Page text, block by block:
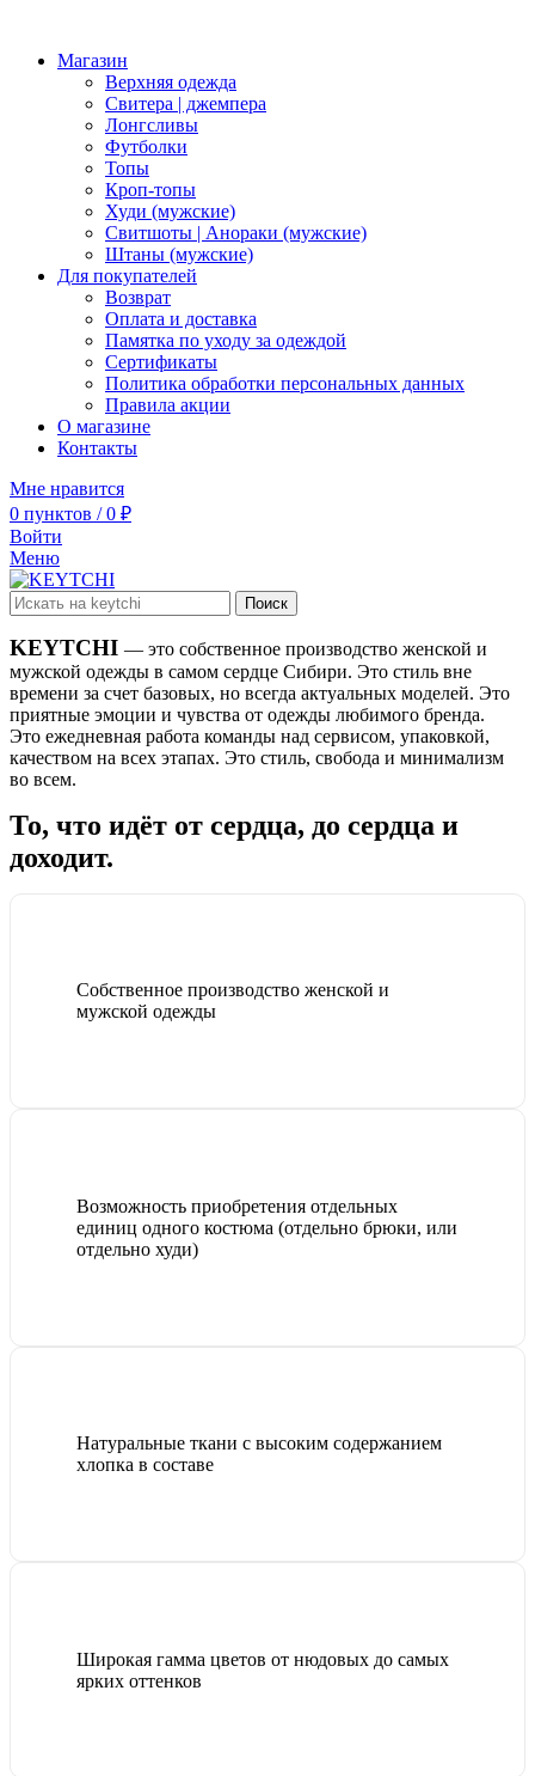
Магазин
Верхняя одежда
Свитера | джемпера
Лонгсливы
Футболки
Топы
Кроп-топы
Худи (мужские)
Свитшоты | Анораки (мужские)
Штаны (мужские)
Для покупателей
Возврат
Оплата и доставка
Памятка по уходу за одеждой
Сертификаты
Политика обработки персональных данных
Правила акции
О магазине
Контакты
Мне нравится
0 пунктов / 0 ₽
Войти
Меню
Поиск
KEYTCHI — это собственное производство женской и
мужской одежды в самом сердце Сибири. Это стиль вне
времени за счет базовых, но всегда актуальных моделей. Это
приятные эмоции и чувства от одежды любимого бренда.
Это ежедневная работа команды над сервисом, упаковкой,
качеством на всех этапах. Это стиль, свобода и минимализм
во всем.
То, что идёт от сердца, до сердца и
доходит.
Собственное производство женской и
мужской одежды
Возможность приобретения отдельных
единиц одного костюма (отдельно брюки, или
отдельно худи)
Натуральные ткани с высоким содержанием
хлопка в составе
Широкая гамма цветов от нюдовых до самых
ярких оттенков